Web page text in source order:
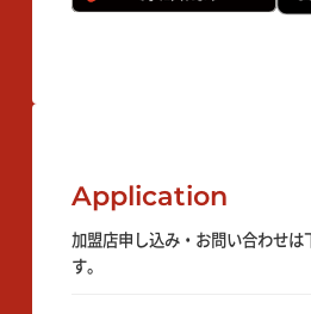
Application
加盟店申し込み・お問い合わせは
す。